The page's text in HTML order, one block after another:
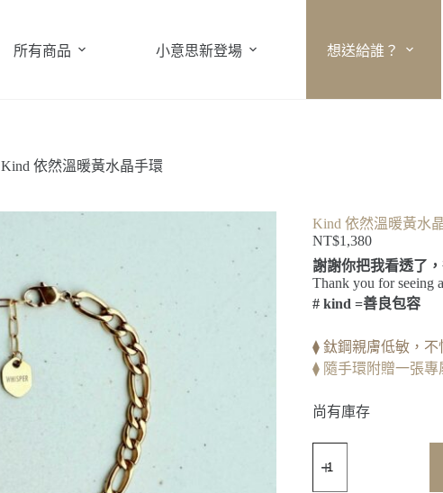
所有商品 小意思新登場 想送給誰？
Kind 依然溫暖黃水晶手環
Kind 依然溫暖黃水
NT$1,380
謝謝你把我看透了
Thank you for seeing
# kind =善良包容
⧫ 鈦鋼親膚低敏，
⧫ 隨手環附贈一張
尚有庫存
依